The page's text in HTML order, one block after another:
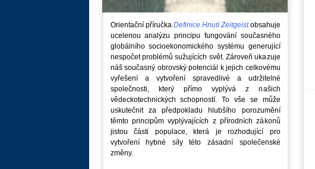
Orientační příručka Definice Hnutí Zeitgeistobsahuje
ucelenou analýzu principu fungování současného
globálního socioekonomického systému generující
nespočet problémů sužujících svět. Zároveň ukazuje
náš současný obrovský potenciál k jejich celkovému
vyřešení a vytvoření spravedlivé a udržitelné
společnosti, který přímo vyplývá z našich
vědeckotechnických schopností. To vše se může
uskutečnit za předpokladu hlubšího porozumění
těmto principům vyplývajících z přírodních zákonů
jistou části populace, která je rozhodující pro
vytvoření hybné síly této zásadní společenské
změny.